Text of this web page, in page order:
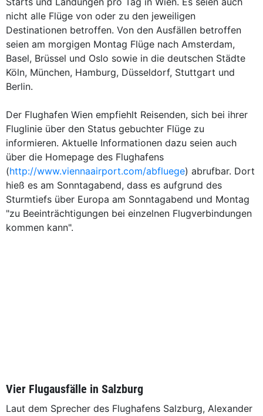
nicht alle Flüge von oder zu den jeweiligen
Destinationen betroffen. Von den Ausfällen betroffen
seien am morgigen Montag Flüge nach Amsterdam,
Basel, Brüssel und Oslo sowie in die deutschen Städte
Köln, München, Hamburg, Düsseldorf, Stuttgart und
Berlin.
Der Flughafen Wien empfiehlt Reisenden, sich bei ihrer
Fluglinie über den Status gebuchter Flüge zu
informieren. Aktuelle Informationen dazu seien auch
über die Homepage des Flughafens
(http://www.viennaairport.com/abfluege) abrufbar. Dort
hieß es am Sonntagabend, dass es aufgrund des
Sturmtiefs über Europa am Sonntagabend und Montag
"zu Beeinträchtigungen bei einzelnen Flugverbindungen
kommen kann".
Vier Flugausfälle in Salzburg
Laut dem Sprecher des Flughafens Salzburg, Alexander